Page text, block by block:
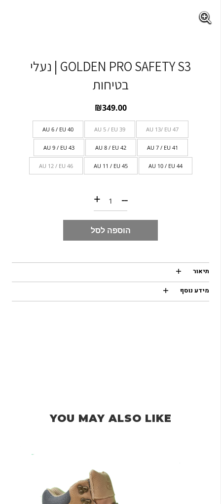
GOLDEN PRO SAFETY S3 | נעלי
בטיחות
₪349.00
AU 13/ EU 47
AU 5 / EU 39
AU 6 / EU 40
AU 7 / EU 41
AU 8 / EU 42
AU 9 / EU 43
AU 10 / EU 44
AU 11 / EU 45
AU 12 / EU 46
כמות של GOLDEN PRO SAFETY S3 | נעלי בטיחות --
+
הוספה לסל
תיאור
מידע נוסף
YOU MAY ALSO LIKE